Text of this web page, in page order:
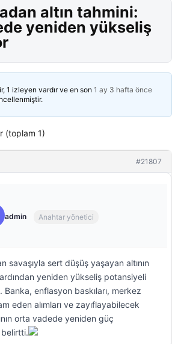
altın tahmini:
yeniden yükseliş
1 izleyen vardır ve en son 1 ay 3 hafta önce
(toplam 1)
#21807
admin Anahtar yönetici
savaşıyla sert düşüş yaşayan altının
yeniden yükseliş potansiyeli
Banka, enflasyon baskıları, merkez
eden alımları ve zayıflayabilecek
orta vadede yeniden güç